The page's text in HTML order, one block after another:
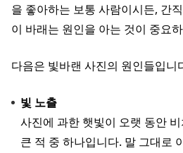
을 좋아하는 보통 사람이시든, 간
이 바래는 원인을 아는 것이 중요
다음은 빛바랜 사진의 원인들입니
빛 노츨
사진에 과한 햇빛이 오랫 동안
큰 적 중 하나입니다. 말 그대로